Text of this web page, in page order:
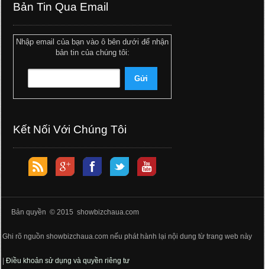
Bản Tin Qua Email
Nhập email của bạn vào ô bên dưới để nhận
bản tin của chúng tôi:
Kết Nối Với Chúng Tôi
Bản quyền © 2015 showbizchaua.com
Ghi rõ nguồn showbizchaua.com nếu phát hành lại nội dung từ trang web này
|Điều khoản sử dụng và quyền riêng tư